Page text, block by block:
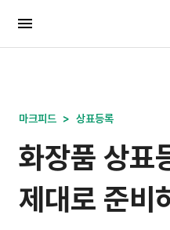
마크피드 > 상표등록
화장품 상표
제대로 준비